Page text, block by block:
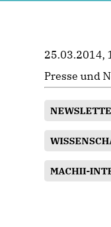
25.03.2014,
Presse und
MACHII-